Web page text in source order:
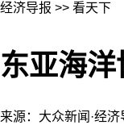
经济导报 >> 看天下
东亚海
来源：大众新闻·